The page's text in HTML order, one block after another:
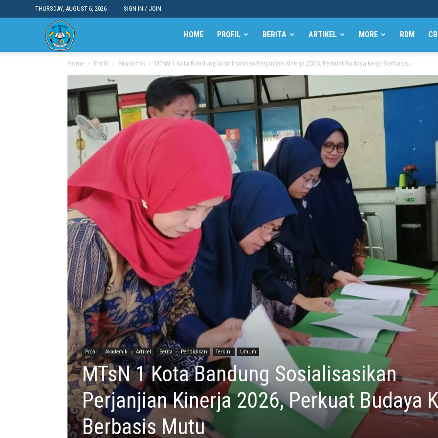
THURSDAY, AUGUST 6, 2026 SIGN IN / JOIN
MTsN
1
Kota
Bandung
HOME PROFIL BERITA ARTIKEL MORE RDM
Home Profil Akademik MTsN 1 Kota Bandung Sosialisasikan Perjanjian Kinerja 2026, Perkuat Budaya Kerja Berbasis...
Profil Akademik Artikel Berita Pendidikan Terkini Umum
MTsN 1 Kota Bandung Sosialisasikan
Perjanjian Kinerja 2026, Perkuat Budaya
Berbasis Mutu